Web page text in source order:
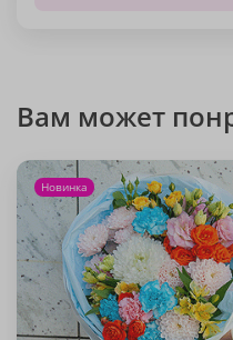
Вам может
Новинка